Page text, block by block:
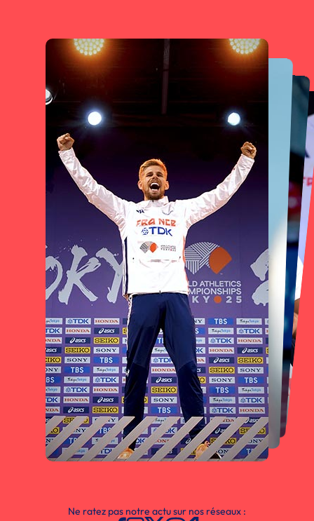
Ne ratez pas notre actu sur nos réseaux :